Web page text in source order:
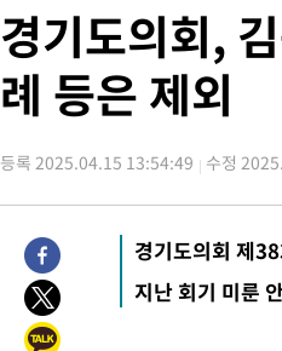
-9202초 전 > 여수 오동도 해상서 모터
-5429초 전 >
극한폭염 한풀 꺾이지
주 날씨]
-2447초 전 >축구협회 "압수수색·성
2시간 전 >'최고 37도' 폭염 지속…강원
4시간 전 >[속보]뉴욕증시 상승 마감
-26509초 전 >
낮 최고 35도 '무더위
-25779초 전 >
[속보]이강인 "감독님
틀레티코 이적"
-25561초 전 >
수도권 40도 육박 '펄펄
-24530초 전 >
경기도의회,
례 등은 제외
등록 2025.04.15 13:54:49 수정
경기도의회 제
지난 회기 미룬